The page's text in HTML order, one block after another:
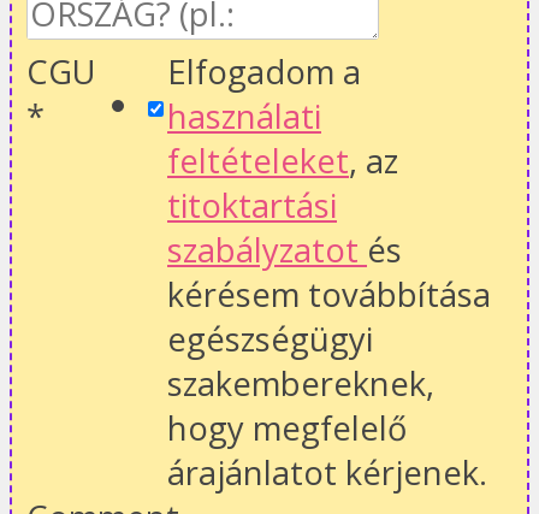
CGU
*
Elfogadom a
használati
feltételeket, az
titoktartási
szabályzatot és
kérésem továbbítása
egészségügyi
szakembereknek,
hogy megfelelő
árajánlatot kérjenek.